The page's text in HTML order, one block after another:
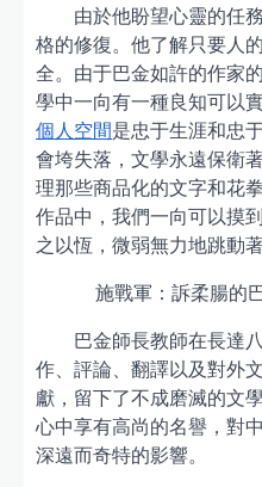
由於他盼望心靈的任
格的修復。他了解只要人
全。由于巴金如許的作家
學中一向有一種良知可以
個人空間是忠于生涯和忠
會垮失落，文學永遠保衛
理那些商品化的文字和花
作品中，我們一向可以摸
之以恆，微弱無力地跳動
施戰軍：訴柔腸的
巴金師長教師在長達
作、評論、翻譯以及對外
獻，留下了不成磨滅的文
心中享有高尚的名譽，對
深遠而奇特的影響。